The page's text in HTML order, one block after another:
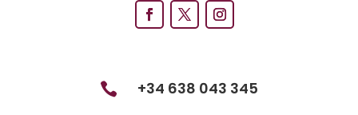
 +34 638 043 345